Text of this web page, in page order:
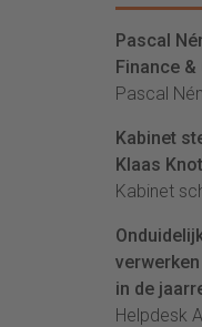
Pascal
Finance
Pascal
Kabinet
Klaas
Kabinet
in de
Helpdesk